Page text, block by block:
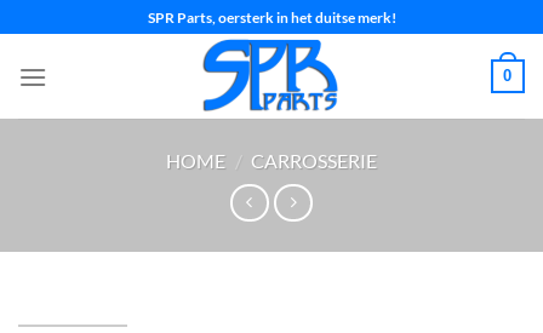
inhoud
SPR Parts, oersterk in het duitse merk!
0
HOME / CARROSSERIE